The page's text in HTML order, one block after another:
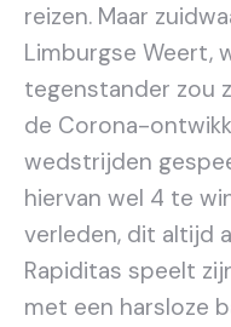
reizen. Maar
Limburgse Weert,
tegenstander zou
de Corona-
wedstrijden
hiervan wel 4 te
verleden, dit altijd
Rapiditas speelt
met een harsloze